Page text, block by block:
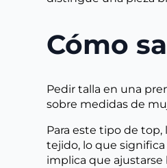
Cómo
Pedir talla en una
sobre medidas de
Para este tipo de
tejido, lo que
implica que